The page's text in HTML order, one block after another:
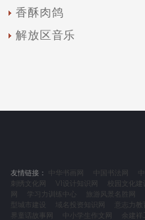
香酥肉鸽
解放区音乐
友情链接： 中华书画网 中国书法网
刺绣文化网
VI设计知识网 校园文化建
网
学习力训练中心 旅游风景名胜网
型城市建设
域名投资知识网 意志力教
界童话故事网
中小学生作文网 余建